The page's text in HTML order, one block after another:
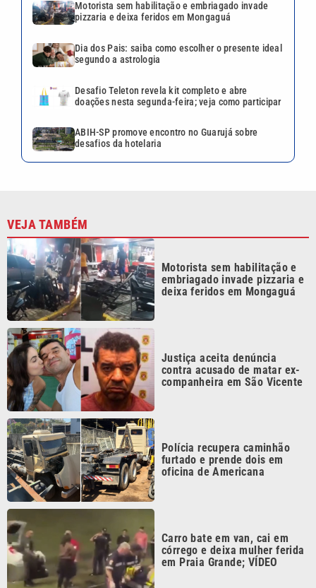
Motorista sem habilitação e embriagado invade
pizzaria e deixa feridos em Mongaguá
Dia dos Pais: saiba como escolher o presente ideal
segundo a astrologia
Desafio Teleton revela kit completo e abre
doações nesta segunda-feira; veja como participar
ABIH-SP promove encontro no Guarujá sobre
desafios da hotelaria
VEJA TAMBÉM
Motorista sem habilitação e
embriagado invade pizzaria e
deixa feridos em Mongaguá
Justiça aceita denúncia
contra acusado de matar ex-
companheira em São Vicente
Polícia recupera caminhão
furtado e prende dois em
oficina de Americana
Carro bate em van, cai em
córrego e deixa mulher ferida
em Praia Grande; VÍDEO